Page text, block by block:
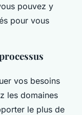
pouvez y
pour vous
vos besoins
les domaines
le plus de